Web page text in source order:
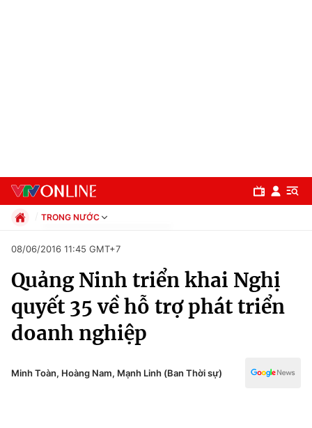
Chuyên mục
Chính trị
TRONG NƯỚC
Xã hội
Pháp luật
Kinh tế
Thể thao
Truyền hình
Văn hóa - Giải trí
Đời sống
08/06/2016 11:45 GMT+7
Quảng Ninh triển khai Nghị
quyết 35 về hỗ trợ phát triển
doanh nghiệp
Minh Toàn, Hoàng Nam, Mạnh Linh (Ban Thời sự)